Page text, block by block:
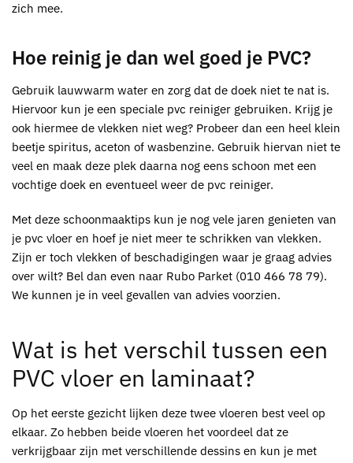
zich mee.
Hoe reinig je dan wel goed je PVC?
Gebruik lauwwarm water en zorg dat de doek niet te nat is.
Hiervoor kun je een speciale pvc reiniger gebruiken. Krijg je
ook hiermee de vlekken niet weg? Probeer dan een heel klein
beetje spiritus, aceton of wasbenzine. Gebruik hiervan niet te
veel en maak deze plek daarna nog eens schoon met een
vochtige doek en eventueel weer de pvc reiniger.
Met deze schoonmaaktips kun je nog vele jaren genieten van
je pvc vloer en hoef je niet meer te schrikken van vlekken.
Zijn er toch vlekken of beschadigingen waar je graag advies
over wilt? Bel dan even naar Rubo Parket (010 466 78 79).
We kunnen je in veel gevallen van advies voorzien.
Wat is het verschil tussen een
PVC vloer en laminaat?
Op het eerste gezicht lijken deze twee vloeren best veel op
elkaar. Zo hebben beide vloeren het voordeel dat ze
verkrijgbaar zijn met verschillende dessins en kun je met